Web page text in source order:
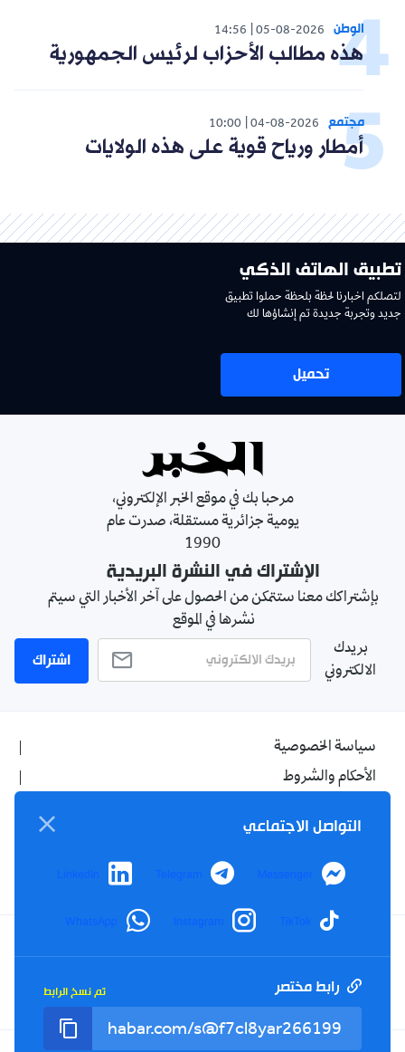
الوطن 05-08-2026
14:56
هذه مطالب الأحزاب لرئيس الجمهورية
مجتمع 04-08-2026
10:00
أمطار ورياح قوية على هذه الولايات
تطبيق الهاتف الذكي
لتصلكم اخبارنا لحظة بلحظة حملوا تطبيق
جديد وتجربة جديدة تم إنشاؤها لك
تحميل
مرحبا بك في موقع الخبر الإلكتروني،
يومية جزائرية مستقلة، صدرت عام
1990
الإشتراك في النشرة البريدية
بإشتراكك معنا ستتمكن من الحصول على آخر الأخبار التي سيتم
نشرها في الموقع
بريدك
الالكتروني
اشتراك
سياسة الخصوصية
الأحكام والشروط
اتصل بنا
من نحن
Facebook
YouTube
TikTok
Twitter
Tel : +213(0)023 31 69 04 - eMail :info@elkhabar.com
التواصل الاجتماعي
Messenger
Telegram
LinkedIn
TikTok
Instagram
WhatsApp
رابط مختصر تم نسخ الرابط